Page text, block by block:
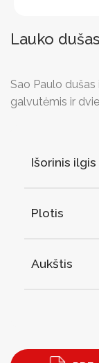
Lauko
Sao Paulo dušas
galvutėmis ir
Išorinis ilgis
Plotis
Aukštis